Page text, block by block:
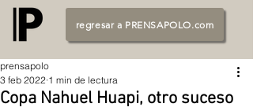
regresar a PRENSAPOLO.com
Copa Nahuel Huapi, otro suceso
prensapolo
3 feb 2022 1 min de lectura